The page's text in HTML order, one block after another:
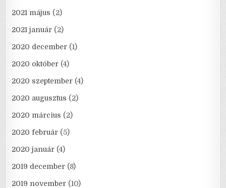
2021 május (2)
2021 január (2)
2020 december (1)
2020 október (4)
2020 szeptember (4)
2020 augusztus (2)
2020 március (2)
2020 február (5)
2020 január (4)
2019 december (8)
2019 november (10)